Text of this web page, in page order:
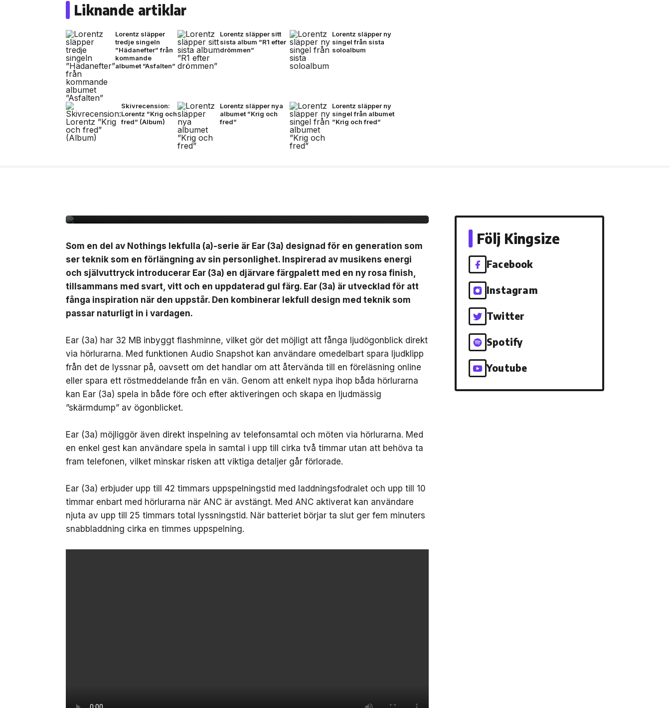
Liknande artiklar
Lorentz släpper
tredje singeln
”Hädanefter” från
kommande
albumet ”Asfalten”
Lorentz släpper sitt
sista album ”R1 efter
drömmen”
Lorentz släpper ny
singel från sista
soloalbum
Skivrecension:
Lorentz ”Krig och
fred” (Album)
Lorentz släpper nya
albumet ”Krig och
fred”
Lorentz släpper ny
singel från albumet
”Krig och fred”
Som en del av Nothings lekfulla (a)-serie är Ear (3a) designad för en generation som
ser teknik som en förlängning av sin personlighet. Inspirerad av musikens energi
och självuttryck introducerar Ear (3a) en djärvare färgpalett med en ny rosa finish,
tillsammans med svart, vitt och en uppdaterad gul färg. Ear (3a) är utvecklad för att
fånga inspiration när den uppstår. Den kombinerar lekfull design med teknik som
passar naturligt in i vardagen.
Ear (3a) har 32 MB inbyggt flashminne, vilket gör det möjligt att fånga ljudögonblick direkt
via hörlurarna. Med funktionen Audio Snapshot kan användare omedelbart spara ljudklipp
från det de lyssnar på, oavsett om det handlar om att återvända till en föreläsning online
eller spara ett röstmeddelande från en vän. Genom att enkelt nypa ihop båda hörlurarna
kan Ear (3a) spela in både före och efter aktiveringen och skapa en ljudmässig
”skärmdump” av ögonblicket.
Ear (3a) möjliggör även direkt inspelning av telefonsamtal och möten via hörlurarna. Med
en enkel gest kan användare spela in samtal i upp till cirka två timmar utan att behöva ta
fram telefonen, vilket minskar risken att viktiga detaljer går förlorade.
Ear (3a) erbjuder upp till 42 timmars uppspelningstid med laddningsfodralet och upp till 10
timmar enbart med hörlurarna när ANC är avstängt. Med ANC aktiverat kan användare
njuta av upp till 25 timmars total lyssningstid. När batteriet börjar ta slut ger fem minuters
snabbladdning cirka en timmes uppspelning.
Följ Kingsize
Facebook
Instagram
Twitter
Spotify
Youtube